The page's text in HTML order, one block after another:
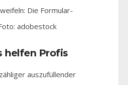
Die Formular-
adobestock
helfen Profis
auszufüllender